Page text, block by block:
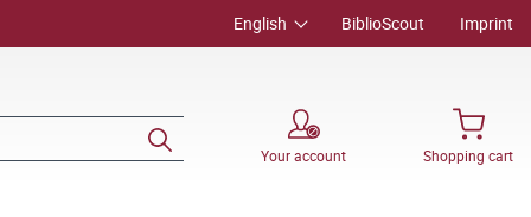
English BiblioScout Imprint
Your account Shopping cart